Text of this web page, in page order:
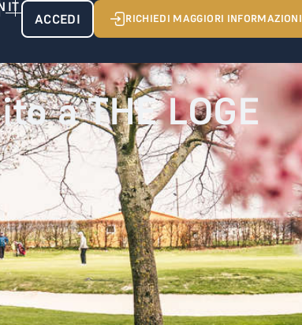
ACCEDI RICHIEDI MAGGIORI INFORMAZIONI
a THE LOGE